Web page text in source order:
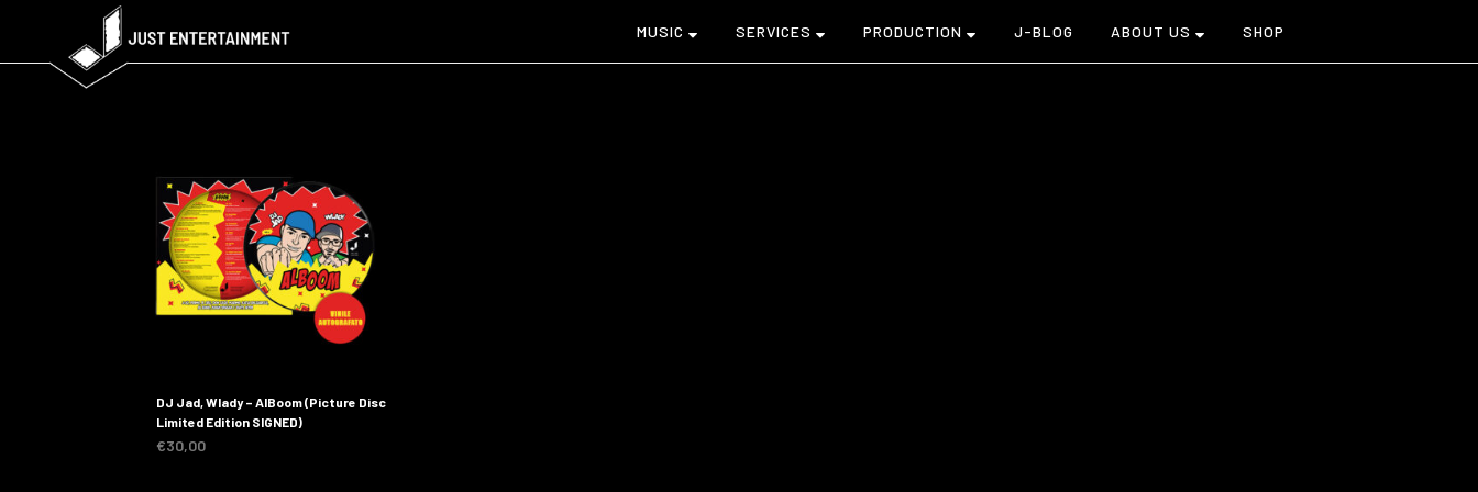
MUSIC SERVICES PRODUCTION J-BLOG ABOUT US SHOP
DJ Jad, Wlady – AlBoom (Picture Disc
Limited Edition SIGNED)
€30,00